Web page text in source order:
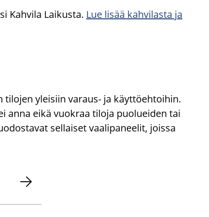
Kah­vi­la Lai­kus­ta. Lue lisää kah­vi­las­ta ja
yleisiin varaus- ja käyttöehtoihin.
anna eikä vuokraa tiloja puolueiden tai
sellaiset vaalipaneelit, joissa